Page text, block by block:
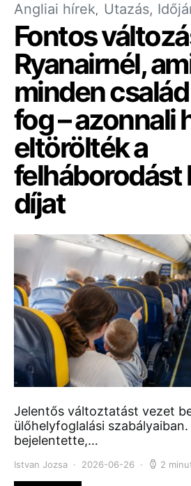
Angliai hírek Utazás,
Fontos
Ryanairnél,
minden
fog – azonnali
eltörölték a
felháborodást
díjat
Jelentős változtatást vezet
ülőhelyfoglalási
bejelentette,…
Istvan Jozsa 2026-06-26 2